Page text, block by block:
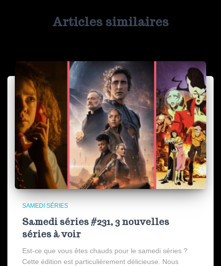
Articles similaires
SAMEDI SÉRIES
Samedi séries #231, 3 nouvelles
séries à voir
Est-ce que vous êtes chauds pour le samedi séries ?
Cette édition est particulièrement délicieuse. Nous